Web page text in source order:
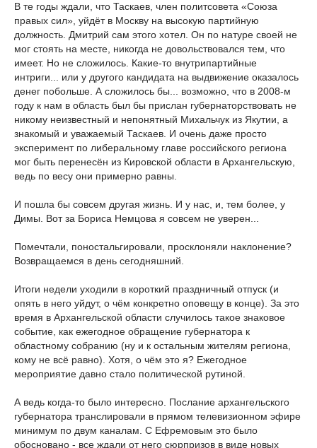
В те годы ждали, что Таскаев, член политсовета «Союза
правых сил», уйдёт в Москву на высокую партийную
должность. Дмитрий сам этого хотел. Он по натуре своей не
мог стоять на месте, никогда не довольствовался тем, что
имеет. Но не сложилось. Какие-то внутрипартийные
интриги... или у другого кандидата на выдвижение оказалось
денег побольше. А сложилось бы... возможно, что в 2008-м
году к нам в область был бы прислан губернаторствовать не
никому неизвестный и непонятный Михальчук из Якутии, а
знакомый и уважаемый Таскаев. И очень даже просто
эксперимент по либеральному главе российского региона
мог быть перенесён из Кировской области в Архангельскую,
ведь по весу они примерно равны.
И пошла бы совсем другая жизнь. И у нас, и, тем более, у
Димы. Вот за Бориса Немцова я совсем не уверен...
Помечтали, поностальгировали, просклоняли наклонение?
Возвращаемся в день сегодняшний.
Итоги недели уходили в короткий праздничный отпуск (и
опять в него уйдут, о чём конкретно оповещу в конце). За это
время в Архангельской области случилось такое знаковое
событие, как ежегодное обращение губернатора к
областному собранию (ну и к остальным жителям региона,
кому не всё равно). Хотя, о чём это я? Ежегодное
мероприятие давно стало политической рутиной.
А ведь когда-то было интересно. Послание архангельского
губернатора транслировали в прямом телевизионном эфире
минимум по двум каналам. С Ефремовым это было
обосновано - все ждали от него сюрпризов в виде новых